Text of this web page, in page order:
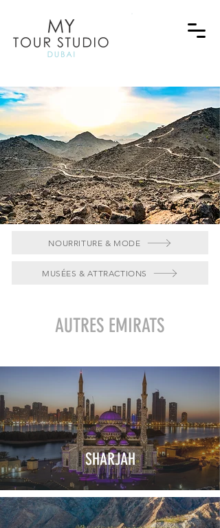
NOURRITURE & MODE
MUSÉES & ATTRACTIONS
AUTRES EMIRATS
SHARJAH